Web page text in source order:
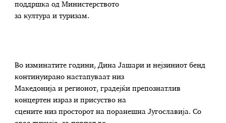
поддршка од Министерството
за култура и туризам.
Во изминатите години, Дина Јашари и нејзиниот бенд
континуирано настапуваат низ
Македонија и регионот, градејќи препознатлив
концертен израз и присуство на
сцените низ просторот на поранешна Југославија. Со